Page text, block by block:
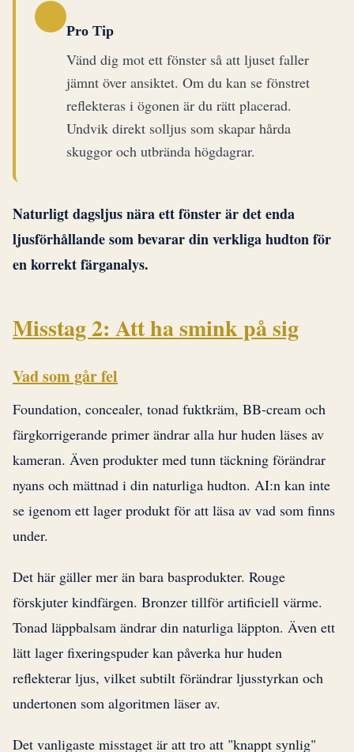
Pro Tip
Vänd dig mot ett fönster så att ljuset faller
jämnt över ansiktet. Om du kan se fönstret
reflekteras i ögonen är du rätt placerad.
Undvik direkt solljus som skapar hårda
skuggor och utbrända högdagrar.
Naturligt dagsljus nära ett fönster är det enda
ljusförhållande som bevarar din verkliga hudton för
en korrekt färganalys.
Misstag 2: Att ha smink på sig
Vad som går fel
Foundation, concealer, tonad fuktkräm, BB-cream och
färgkorrigerande primer ändrar alla hur huden läses av
kameran. Även produkter med tunn täckning förändrar
nyans och mättnad i din naturliga hudton. AI:n kan inte
se igenom ett lager produkt för att läsa av vad som finns
under.
Det här gäller mer än bara basprodukter. Rouge
förskjuter kindfärgen. Bronzer tillför artificiell värme.
Tonad läppbalsam ändrar din naturliga läppton. Även ett
lätt lager fixeringspuder kan påverka hur huden
reflekterar ljus, vilket subtilt förändrar ljusstyrkan och
undertonen som algoritmen läser av.
Det vanligaste misstaget är att tro att "knappt synlig"